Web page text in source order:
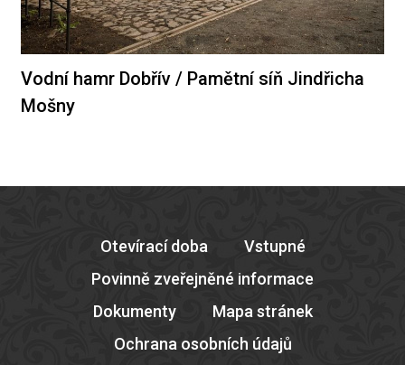
Vodní hamr Dobřív / Pamětní síň Jindřicha
Mošny
Otevírací doba
Vstupné
Povinně zveřejněné informace
Dokumenty
Mapa stránek
Ochrana osobních údajů